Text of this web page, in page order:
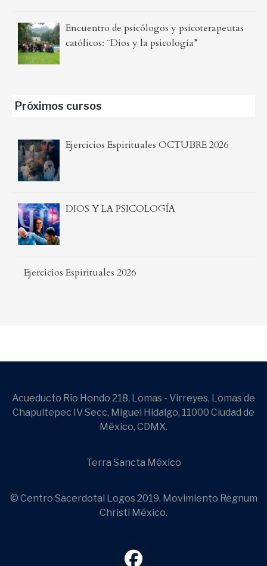
Encuentro de psicólogos y psicoterapeutas
católicos: ¨Dios y la psicología”
Próximos cursos
Ejercicios Espirituales OCTUBRE 2026
DIOS Y LA PSICOLOGÍA
Ejercicios Espirituales 2026
Acueducto Río Hondo 218, Lomas - Virreyes, Lomas de
Chapultepec IV Secc, Miguel Hidalgo, 11000 Ciudad de
México, CDMX.
Terra Sancta México
© Centro Sacerdotal Logos 2019. Movimiento Regnum
Christi México.